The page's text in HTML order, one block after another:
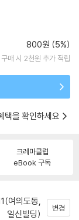
800원 (5%)
매 시 2천원 추가 적립
택을 확인하세요
크레마클럽
eBook 구독
여의도동,
일신빌딩)
변경